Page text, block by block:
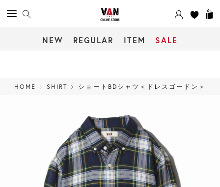
NEW REGULAR ITEM SALE
HOME SHIRT ショートBDシャツ＜ドレスゴードン＞